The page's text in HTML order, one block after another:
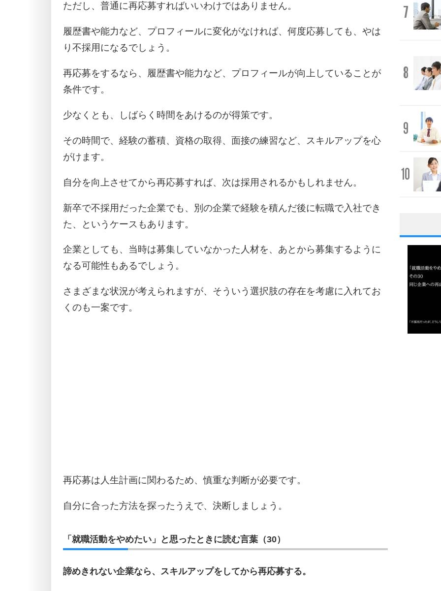
ただし、普通に再応募すればいいわけではありません。
履歴書や能力など、プロフィールに変化がなければ、何度応募しても、やは
り不採用になるでしょう。
再応募をするなら、履歴書や能力など、プロフィールが向上していることが
条件です。
少なくとも、しばらく時間をあけるのが得策です。
その時間で、経験の蓄積、資格の取得、面接の練習など、スキルアップを心
がけます。
自分を向上させてから再応募すれば、次は採用されるかもしれません。
新卒で不採用だった企業でも、別の企業で経験を積んだ後に転職で入社でき
た、というケースもあります。
企業としても、当時は募集していなかった人材を、あとから募集するように
なる可能性もあるでしょう。
さまざまな状況が考えられますが、そういう選択肢の存在を考慮に入れてお
くのも一案です。
再応募は人生計画に関わるため、慎重な判断が必要です。
自分に合った方法を探ったうえで、決断しましょう。
「就職活動をやめたい」と思ったときに読む言葉（30）
諦めきれない企業なら、スキルアップをしてから再応募する。
7
8
9
10
1
3